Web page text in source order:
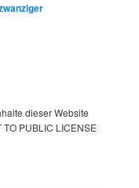
dieser Website
TO PUBLIC LICENSE